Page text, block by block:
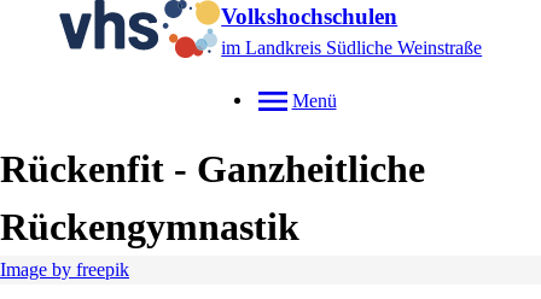
Volkshochschulen
im Landkreis Südliche Weinstraße
Menü
Rückenfit - Ganzheitliche
Rückengymnastik
Image by freepik